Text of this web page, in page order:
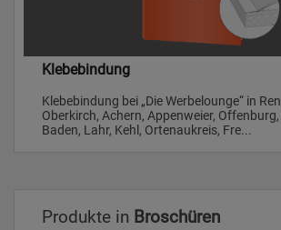
Klebebindung
Klebebindung bei „Die Werbelounge“ in
Oberkirch, Achern, Appenweier,
Baden, Lahr, Kehl, Ortenaukreis, Fre...
Produkte in Broschüren